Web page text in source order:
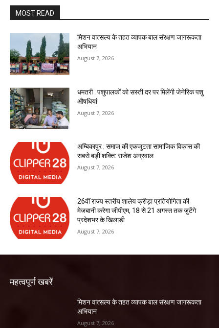
MOST READ
मिशन वात्सल्य के तहत व्यापक बाल संरक्षण जागरूकता
अभियान
August 7, 2026
धमतरी : पशुपालकों को सस्ती दर पर मिलेंगी जेनेरिक पशु
औषधियां
August 7, 2026
अम्बिकापुर : समाज की एकजुटता सामाजिक विकास की
सबसे बड़ी शक्ति: राजेश अग्रवाल
August 7, 2026
26वीं राज्य स्तरीय शालेय क्रीड़ा प्रतियोगिता की
मेजबानी करेगा जीपीएम, 18 से 21 अगस्त तक जुटेंगे
प्रदेशभर के खिलाड़ी
August 7, 2026
महत्वपूर्ण खबरें
मिशन वात्सल्य के तहत व्यापक बाल संरक्षण जागरूकता
अभियान
August 7, 2026